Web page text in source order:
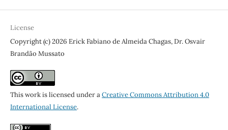
License
Copyright (c) 2026 Erick Fabiano de Almeida Chagas, Dr. Osvair
Brandão Mussato
This work is licensed under aCreative Commons Attribution 4.0
International License.